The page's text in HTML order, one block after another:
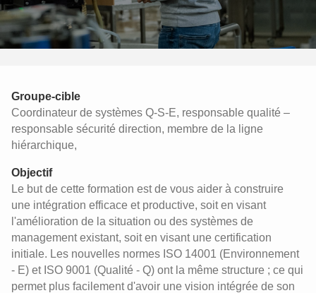
Groupe-cible
Coordinateur de systèmes Q-S-E, responsable qualité –
responsable sécurité direction, membre de la ligne
hiérarchique,
Objectif
Le but de cette formation est de vous aider à construire
une intégration efficace et productive, soit en visant
l'amélioration de la situation ou des systèmes de
management existant, soit en visant une certification
initiale. Les nouvelles normes ISO 14001 (Environnement
- E) et ISO 9001 (Qualité - Q) ont la même structure ; ce qui
permet plus facilement d'avoir une vision intégrée de son